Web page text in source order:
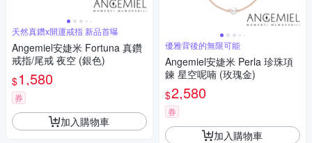
天然真鑽x開運戒指 新品首曝
Angemiel安婕米 Fortuna 真鑽
戒指/尾戒 夜空 (銀色)
$1,580
券
加入購物車
優雅背後的無限可能
Angemiel安婕米 Perla 珍珠項
鍊 星空呢喃 (玫瑰金)
$2,580
券
加入購物車